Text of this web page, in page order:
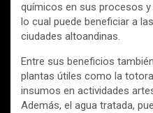
químicos en sus procesos
lo cual puede beneficiar a
ciudades altoandinas.
Entre sus beneficios
plantas útiles como la
insumos en actividades
Además, el agua tratada,